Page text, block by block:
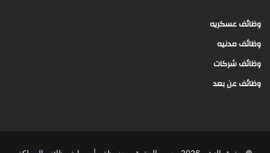
وظائف عسكريه
وظائف مدنيه
وظائف شركات
وظائف عن بعد